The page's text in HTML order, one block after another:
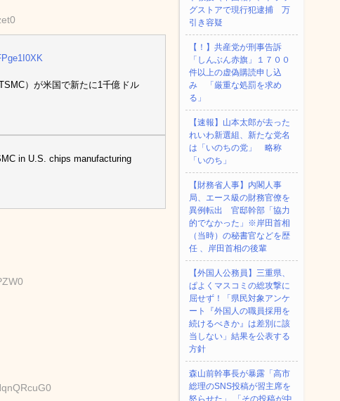
）が米国で新たに1千億ドル
in U.S. chips manufacturing
グストアで現行犯逮捕 万
引き容疑
【！】共産党が刑事告訴
「しんぶん赤旗」１７００
件以上の虚偽購読申し込
み 「厳重な処罰を求め
る」
【速報】山本太郎が去った
れいわ新選組、新たな党名
は「いのちの党」 略称
「いのち」
【財務省人事】内閣人事
局、エース級の財務官僚を
異例転出 官邸幹部「協力
的でなかった」※岸田首相
（当時）の秘書官などを歴
任 、岸田首相の後輩
【外国人公務員】三重県、
ぱよくマスコミの総攻撃に
屈せず！「県民対象アンケ
ート『外国人の職員採用を
続けるべきか』は差別に該
当しない」結果を公表する
方針
森山前幹事長が暴露「高市
総理のSNS投稿が習主席を
怒らせた」 「その投稿が中